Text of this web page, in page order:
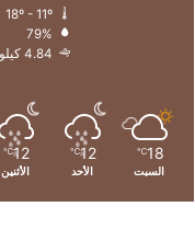
79%
4.84 كيلومتر/ساعة
18
℃
السبت
12
℃
الأحد
12
℃
الأثنين